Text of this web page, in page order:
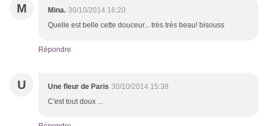
M Mina. 30/10/2014 16:20
Quelle est belle cette douceur... très très beau! bisouss
Répondre
U Une fleur de Paris 30/10/2014 15:38
C'est tout doux ...